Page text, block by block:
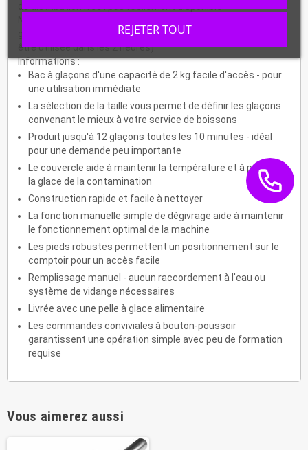
glaçons pendant une longue période (la glace produite doit
être utilisée dans les 2 heures)
Informations :
Bac à glaçons d'une capacité de 2 kg facile d'accès - pour
une utilisation immédiate
La sélection de la taille vous permet de définir les glaçons
convenant le mieux à votre service de boissons
Produit jusqu'à 12 glaçons toutes les 10 minutes - idéal
pour une demande peu importante
Le couvercle aide à maintenir la température et à protéger
la glace de la contamination
Construction rapide et facile à nettoyer
La fonction manuelle simple de dégivrage aide à maintenir
le fonctionnement optimal de la machine
Les pieds robustes permettent un positionnement sur le
comptoir pour un accès facile
Remplissage manuel - aucun raccordement à l'eau ou
système de vidange nécessaires
Livrée avec une pelle à glace alimentaire
Les commandes conviviales à bouton-poussoir
garantissent une opération simple avec peu de formation
requise
Vous aimerez aussi
REJETER TOUT